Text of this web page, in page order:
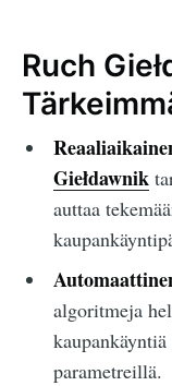
Ruch
Giełdawnik
auttaa
algoritmeja
parametreillä.